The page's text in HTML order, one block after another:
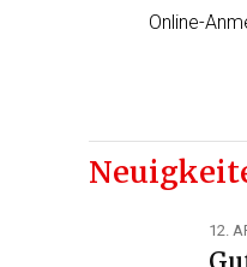
Online-
12.